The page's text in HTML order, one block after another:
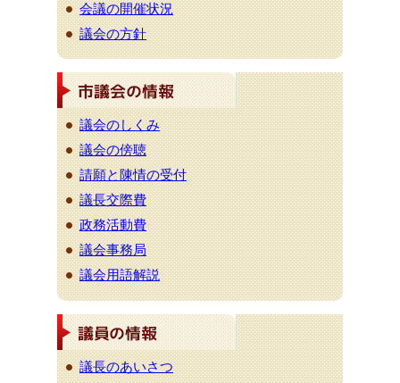
会議の開催状況
議会の方針
議会のしくみ
議会の傍聴
請願と陳情の受付
議長交際費
政務活動費
議会事務局
議会用語解説
議長のあいさつ